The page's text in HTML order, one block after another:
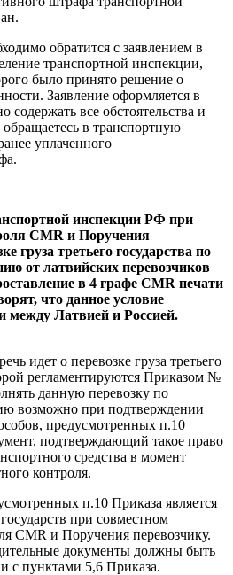
обратится с заявлением в
транспортной инспекции,
было принято решение о
Заявление оформляется в
все обстоятельства и
в транспортную
уплаченного
инспекции РФ при
CMR и Поручения
груза третьего государства по
от латвийских перевозчиков
в 4 графе CMR печати
что данное условие
между Латвией и Россией.
идет о перевозке груза третьего
регламентируются Приказом №
данную перевозку по
возможно при подтверждении
предусмотренных п.10
подтверждающий такое право
средства в момент
контроля.
п.10 Приказа является
при совместном
CMR и Поручения перевозчику.
документы должны быть
с пунктами 5,6 Приказа.